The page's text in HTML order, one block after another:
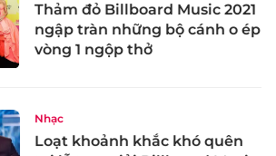
Thảm đỏ Billboard Music 2021
ngập tràn những bộ cánh o ép
vòng 1 ngộp thở
Nhạc
Loạt khoảnh khắc khó quên